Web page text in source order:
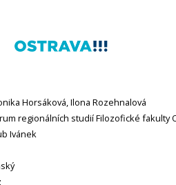
Horsáková, Ilona Rozehnalová
regionálních studií Filozofické fakulty
Ivánek